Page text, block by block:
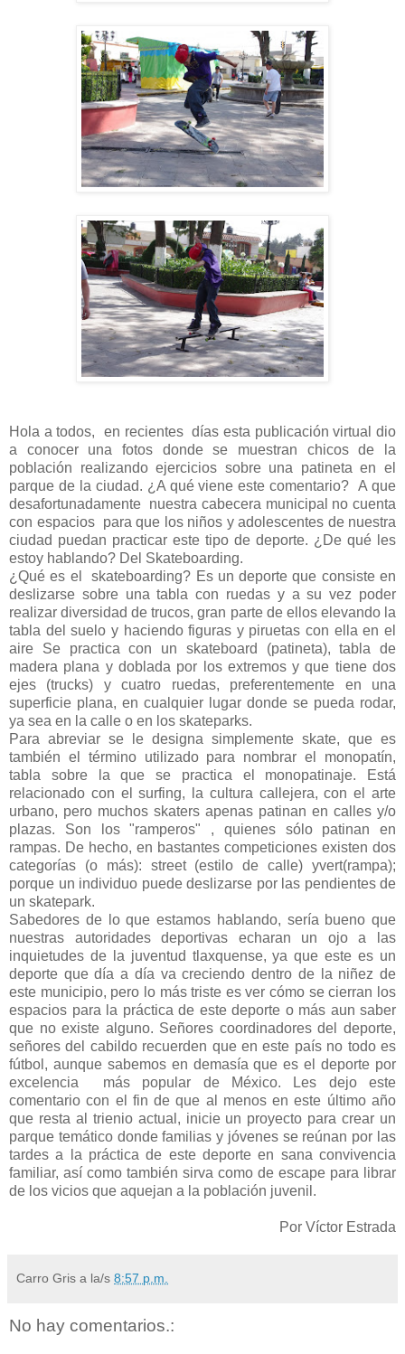
Hola a todos, en recientes días esta publicación virtual dio
a conocer una fotos donde se muestran chicos de la
población realizando ejercicios sobre una patineta en el
parque de la ciudad. ¿A qué viene este comentario? A que
desafortunadamente nuestra cabecera municipal no cuenta
con espacios para que los niños y adolescentes de nuestra
ciudad puedan practicar este tipo de deporte. ¿De qué les
estoy hablando? Del Skateboarding.
¿Qué es el skateboarding? Es un deporte que consiste en
deslizarse sobre una tabla con ruedas y a su vez poder
realizar diversidad de trucos, gran parte de ellos elevando la
tabla del suelo y haciendo figuras y piruetas con ella en el
aire Se practica con un skateboard (patineta), tabla de
madera plana y doblada por los extremos y que tiene dos
ejes (trucks) y cuatro ruedas, preferentemente en una
superficie plana, en cualquier lugar donde se pueda rodar,
ya sea en la calle o en los skateparks.
Para abreviar se le designa simplemente skate, que es
también el término utilizado para nombrar el monopatín,
tabla sobre la que se practica el monopatinaje. Está
relacionado con el surfing, la cultura callejera, con el arte
urbano, pero muchos skaters apenas patinan en calles y/o
plazas. Son los "ramperos" , quienes sólo patinan en
rampas. De hecho, en bastantes competiciones existen dos
categorías (o más): street (estilo de calle) yvert(rampa);
porque un individuo puede deslizarse por las pendientes de
un skatepark.
Sabedores de lo que estamos hablando, sería bueno que
nuestras autoridades deportivas echaran un ojo a las
inquietudes de la juventud tlaxquense, ya que este es un
deporte que día a día va creciendo dentro de la niñez de
este municipio, pero lo más triste es ver cómo se cierran los
espacios para la práctica de este deporte o más aun saber
que no existe alguno. Señores coordinadores del deporte,
señores del cabildo recuerden que en este país no todo es
fútbol, aunque sabemos en demasía que es el deporte por
excelencia más popular de México. Les dejo este
comentario con el fin de que al menos en este último año
que resta al trienio actual, inicie un proyecto para crear un
parque temático donde familias y jóvenes se reúnan por las
tardes a la práctica de este deporte en sana convivencia
familiar, así como también sirva como de escape para librar
de los vicios que aquejan a la población juvenil.
Por Víctor Estrada
Carro Gris a la/s 8:57 p.m.
No hay comentarios.: